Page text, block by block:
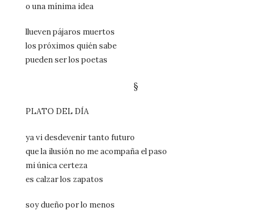
o una mínima idea
llueven pájaros muertos
los próximos quién sabe
pueden ser los poetas
§
PLATO DEL DÍA
ya vi desdevenir tanto futuro
que la ilusión no me acompaña el paso
mi única certeza
es calzar los zapatos
soy dueño por lo menos